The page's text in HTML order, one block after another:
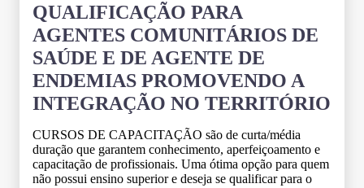
QUALIFICAÇÃO PARA
AGENTES COMUNITÁRIOS DE
SAÚDE E DE AGENTE DE
ENDEMIAS PROMOVENDO A
INTEGRAÇÃO NO TERRITÓRIO
CURSOS DE CAPACITAÇÃO são de curta/média
duração que garantem conhecimento, aperfeiçoamento e
capacitação de profissionais. Uma ótima opção para quem
não possui ensino superior e deseja se qualificar para o